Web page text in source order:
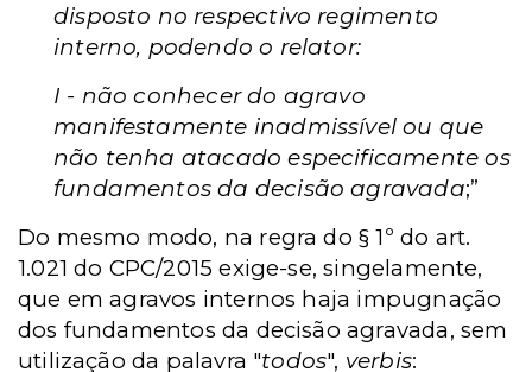
disposto no respectivo regimento
interno, podendo o relator:
I - não conhecer do agravo
manifestamente inadmissível ou que
não tenha atacado especificamente os
fundamentos da decisão agravada;”
Do mesmo modo, na regra do § 1º do art.
1.021 do CPC/2015 exige-se, singelamente,
que em agravos internos haja impugnação
dos fundamentos da decisão agravada, sem
utilização da palavra "todos", verbis: